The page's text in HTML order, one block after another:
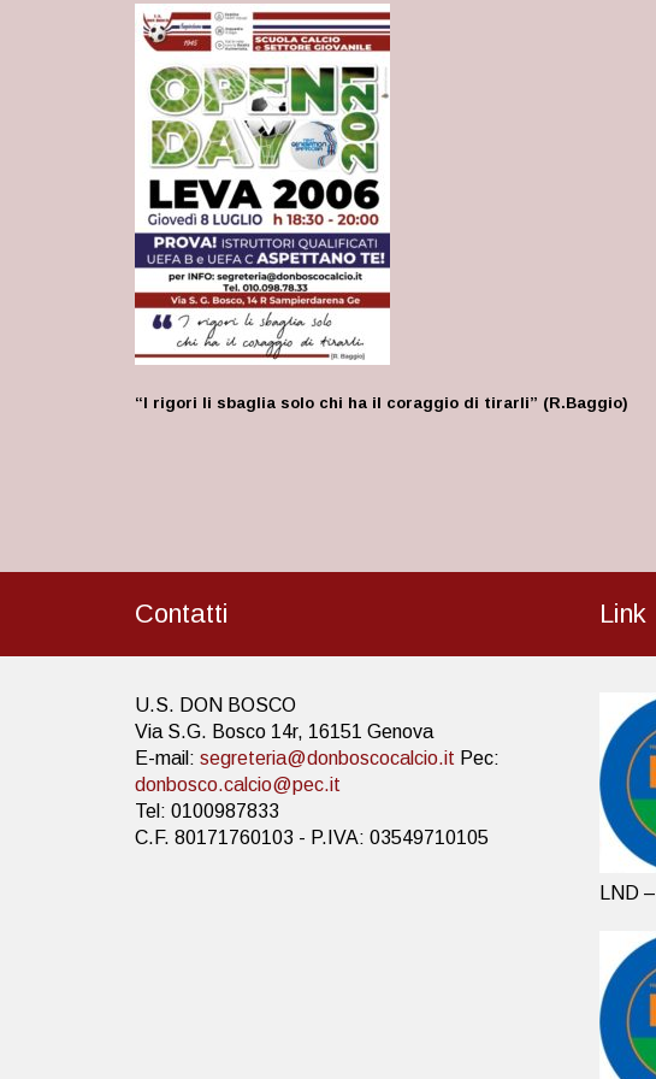
“I rigori li sbaglia solo chi ha il coraggio di tirarli” (R.Baggio)
Contatti
U.S. DON BOSCO
Via S.G. Bosco 14r, 16151 Genova
E-mail: segreteria@donboscocalcio.it Pec:
donbosco.calcio@pec.it
Tel: 0100987833
C.F. 80171760103 - P.IVA: 03549710105
Link
LND